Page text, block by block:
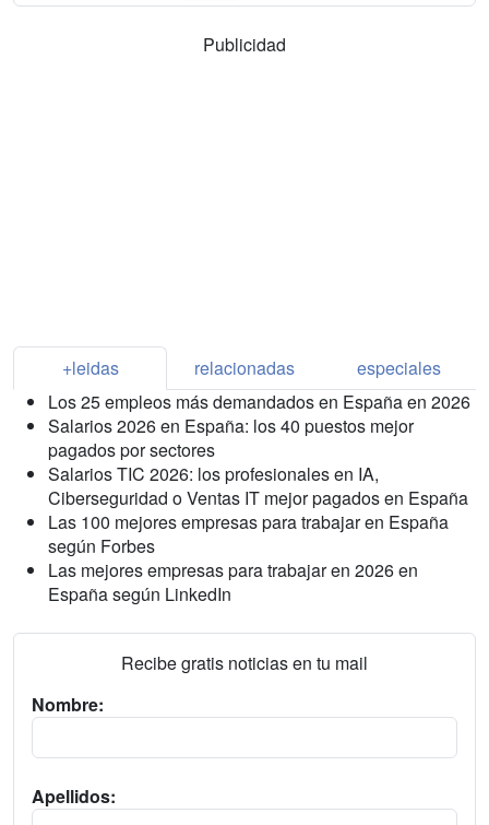
Publicidad
+leidas relacionadas
especiales
Los 25 empleos más demandados en España en 2026
Salarios 2026 en España: los 40 puestos mejor
pagados por sectores
Salarios TIC 2026: los profesionales en IA,
Ciberseguridad o Ventas IT mejor pagados en España
Las 100 mejores empresas para trabajar en España
según Forbes
Las mejores empresas para trabajar en 2026 en
España según LinkedIn
Recibe gratis noticias en tu mail
Nombre:
Apellidos: